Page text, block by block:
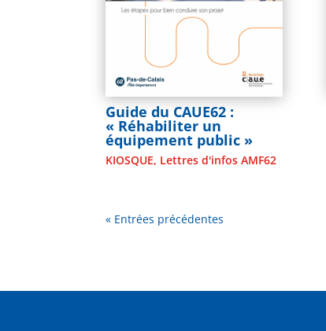
Guide du CAUE62 :
« Réhabiliter un
équipement public »
KIOSQUE, Lettres d'infos AMF62
« Entrées précédentes